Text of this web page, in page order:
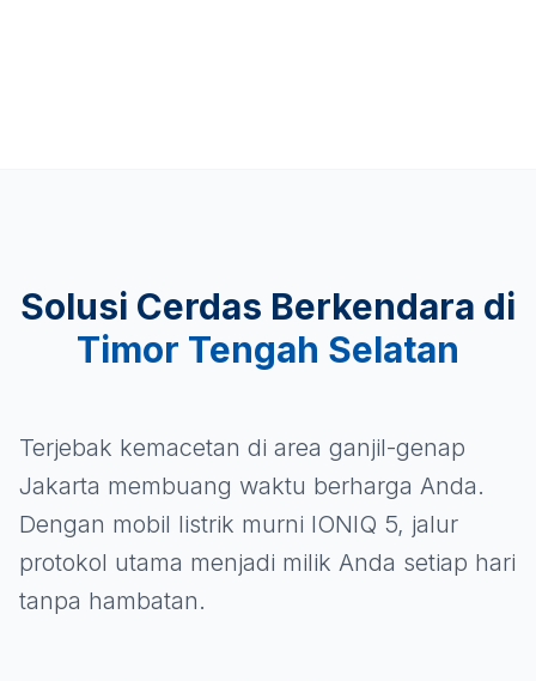
Solusi Cerdas Berkendara di
Timor Tengah Selatan
Terjebak kemacetan di area ganjil-genap
Jakarta membuang waktu berharga Anda.
Dengan mobil listrik murni IONIQ 5, jalur
protokol utama menjadi milik Anda setiap hari
tanpa hambatan.